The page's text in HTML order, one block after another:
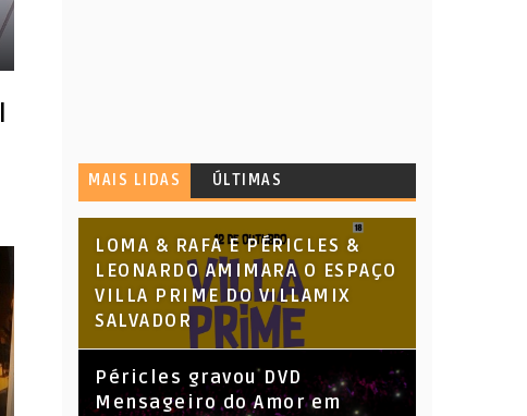
MAIS LIDAS ÚLTIMAS
LOMA & RAFA E PÉRICLES &
LEONARDO AMIMARA O ESPAÇO
VILLA PRIME DO VILLAMIX
SALVADOR
Péricles gravou DVD
Mensageiro do Amor em